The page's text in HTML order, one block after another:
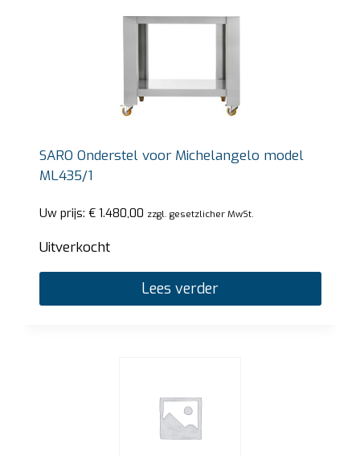
SARO Onderstel voor Michelangelo model
ML435/1
Uw prijs: €1.480,00 zzgl. gesetzlicher MwSt.
Uitverkocht
Lees verder